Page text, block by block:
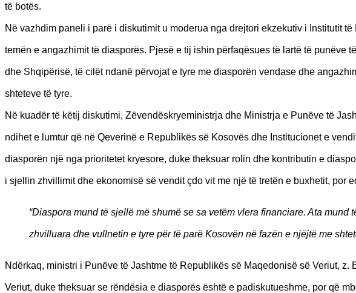
të botës.
Në vazhdim paneli i parë i diskutimit u moderua nga drejtori ekzekutiv i Institutit
temën e angazhimit të diasporës. Pjesë e tij ishin përfaqësues të lartë të punëve
dhe Shqipërisë, të cilët ndanë përvojat e tyre me diasporën vendase dhe
shteteve të tyre.
Në kuadër të këtij diskutimi, Zëvendëskryeministrja dhe Ministrja e Punëve të
ndihet e lumtur që në Qeverinë e Republikës së Kosovës dhe Institucionet e
diasporën një nga prioritetet kryesore, duke theksuar rolin dhe kontributin e
i sjellin zhvillimit dhe ekonomisë së vendit çdo vit me një të tretën e buxhetit, por
“Diaspora mund të sjellë më shumë se sa vetëm vlera financiare. Ata
zhvilluara dhe vullnetin e tyre për të parë Kosovën në fazën e njëjtë me
Ndërkaq, ministri i Punëve të Jashtme të Republikës së Maqedonisë së Veriut,
Veriut, duke theksuar se rëndësia e diasporës është e padiskutueshme, por që